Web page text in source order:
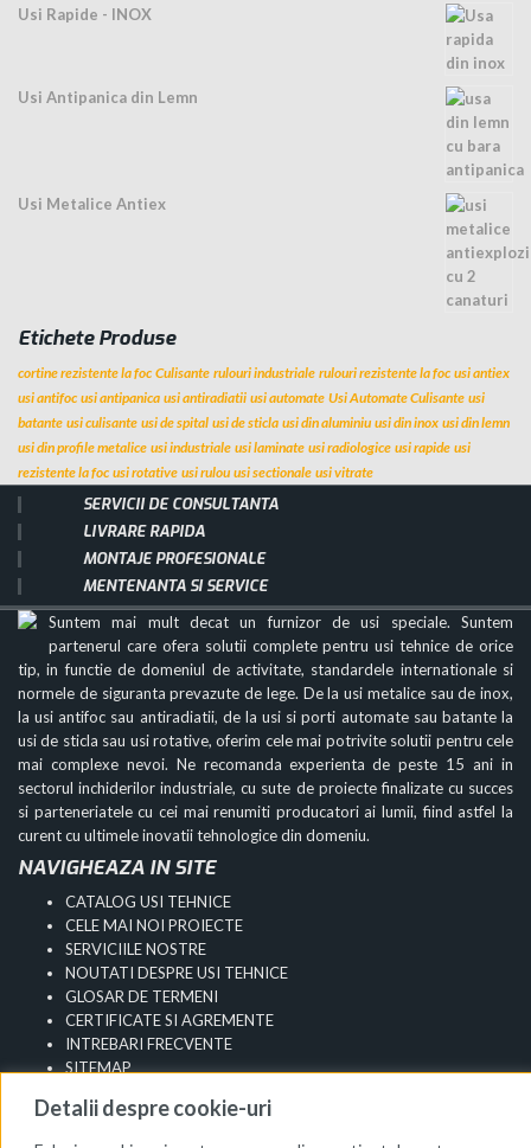
Detalii despre cookie-uri
Usi Rapide - INOX
Usi Antipanica din Lemn
Usi Metalice Antiex
Etichete Produse
cortine rezistente la foc Culisante rulouri industriale rulouri rezistente la foc usi antiex
usi antifoc usi antipanica usi antiradiatii usi automate Usi Automate Culisante usi
batante usi culisante usi de spital usi de sticla usi din aluminiu usi din inox usi din lemn
usi din profile metalice usi industriale usi laminate usi radiologice usi rapide usi
rezistente la foc usi rotative usi rulou usi sectionale usi vitrate
SERVICII DE CONSULTANTA
LIVRARE RAPIDA
MONTAJE PROFESIONALE
MENTENANTA SI SERVICE
Suntem mai mult decat un furnizor de usi speciale. Suntem
partenerul care ofera solutii complete pentru usi tehnice de orice
tip, in functie de domeniul de activitate, standardele internationale si
normele de siguranta prevazute de lege. De la usi metalice sau de inox,
la usi antifoc sau antiradiatii, de la usi si porti automate sau batante la
usi de sticla sau usi rotative, oferim cele mai potrivite solutii pentru cele
mai complexe nevoi. Ne recomanda experienta de peste 15 ani in
sectorul inchiderilor industriale, cu sute de proiecte finalizate cu succes
si parteneriatele cu cei mai renumiti producatori ai lumii, fiind astfel la
curent cu ultimele inovatii tehnologice din domeniu.
NAVIGHEAZA IN SITE
CATALOG USI TEHNICE
CELE MAI NOI PROIECTE
SERVICIILE NOSTRE
NOUTATI DESPRE USI TEHNICE
GLOSAR DE TERMENI
CERTIFICATE SI AGREMENTE
INTREBARI FRECVENTE
SITEMAP
Info Utile